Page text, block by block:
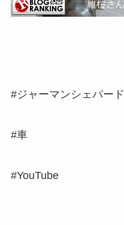
#ジャーマンシェパード
#車
#YouTube